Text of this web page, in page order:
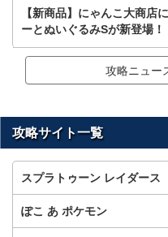
【新商品】にゃんこ大商店
ーとぬいぐるみSが新登場！
攻略ニュー
攻略サイト一覧
スプラトゥーン レイダース
ぽこ あ ポケモン